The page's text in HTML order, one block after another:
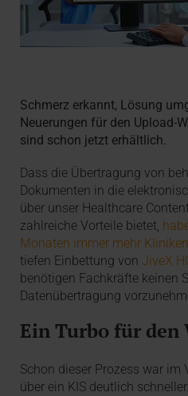
Schmerz erkannt, Lösung
Neuerungen für den Upload-
sind schon jetzt erhältlich.
Dass die Übertragung von
Dokumenten in die
über unser Healthcare
zahlreiche Vorteile bietet,
Monaten immer mehr
tiefen Einbettung vonJiveX
benötigen Fachkräfte keinen
Datenübertragung
Ein Turbo für den
Schon dieser Prozess war im
über ein KIS deutlich